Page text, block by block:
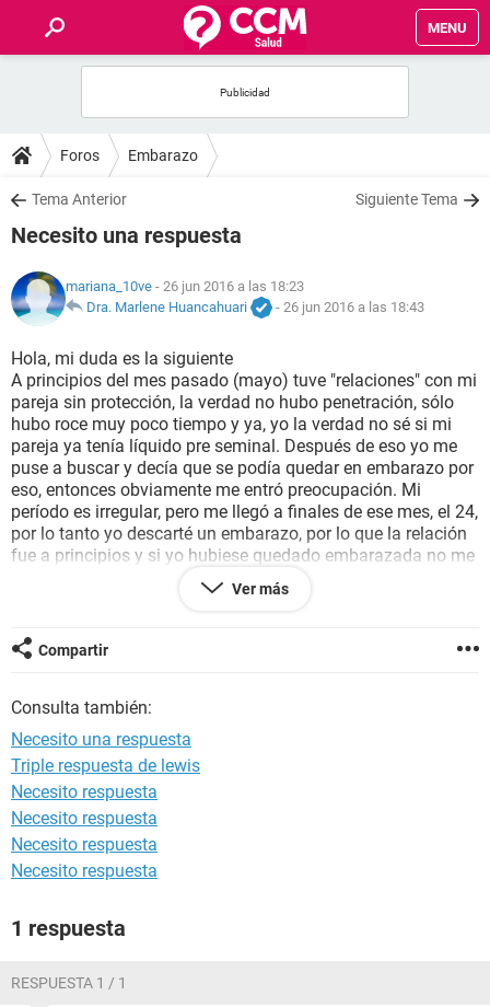
MENU
FOROS
SALUD
NUTRICIÓN
BIENESTAR
SEXUALIDAD
GLOSARIO
Foros Embarazo
Tema Anterior Siguiente Tema
Necesito una respuesta
mariana_10ve - 26 jun 2016 a las 18:23
Dra. Marlene Huancahuari
- 26 jun 2016 a las 18:43
Hola, mi duda es la siguiente
A principios del mes pasado (mayo) tuve "relaciones" con mi
pareja sin protección, la verdad no hubo penetración, sólo
hubo roce muy poco tiempo y ya, yo la verdad no sé si mi
pareja ya tenía líquido pre seminal. Después de eso yo me
puse a buscar y decía que se podía quedar en embarazo por
eso, entonces obviamente me entró preocupación. Mi
período es irregular, pero me llegó a finales de ese mes, el 24,
por lo tanto yo descarté un embarazo, por lo que la relación
fue a principios y si yo hubiese quedado embarazada no me
habría llegado a final de mes. Ya estamos a junio 26 y no
me ha llegado pero tengo los síntomas de antes de que
embarazo?
La verdad estoy asustada, pero por otra parte relajada por
relación
Ver más
Compartir
Consulta también:
Necesito una respuesta
Triple respuesta de lewis
Necesito respuesta
Necesito respuesta
Necesito respuesta
Necesito respuesta
1 respuesta
RESPUESTA 1 / 1